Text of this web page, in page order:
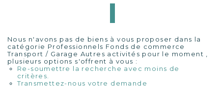
Nous n'avons pas de biens à vous proposer dans la
catégorie Professionnels Fonds de commerce
Transport / Garage Autres activités pour le moment ,
plusieurs options s'offrent à vous :
Re-soumettre la recherche avec moins de
critères.
Transmettez-nous votre demande